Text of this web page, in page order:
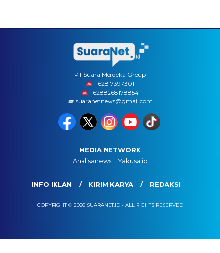
PT Suara Merdeka Group
‪+62817397301
+6288268178854
suaranetnews@gmail.com
MEDIA NETWORK
Analisanews
Yakusa.id
INFO IKLAN KIRIM KARYA REDAKSI
COPYRIGHT © 2026 SUARANET.ID - ALL RIGHTS RESERVED